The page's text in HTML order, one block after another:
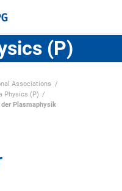
(P)
Associations
Physics (P)
Plasmaphysik